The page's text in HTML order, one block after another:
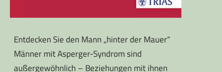
Entdecken Sie den Mann „hinter der Mauer“
Männer mit Asperger-Syndrom sind
außergewöhnlich – Beziehungen mit ihnen